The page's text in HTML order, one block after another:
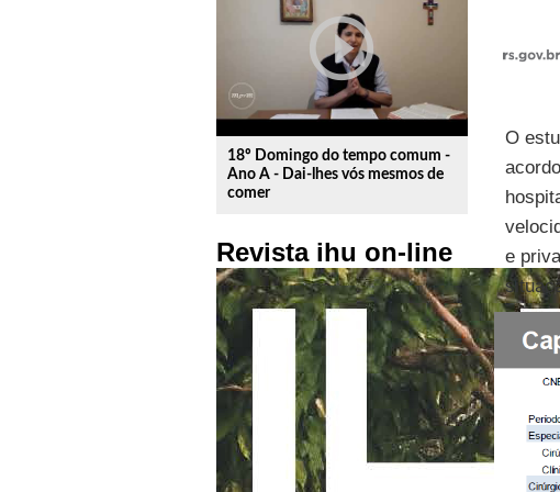
play_circle_outline
18º Domingo do tempo comum -
Ano A - Dai-lhes vós mesmos de
comer
Revista ihu on-line
O
e